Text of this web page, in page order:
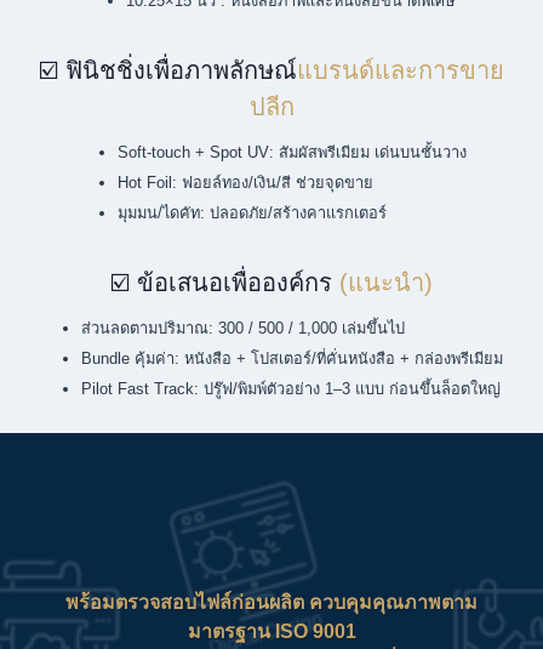
☑️ ฟินิชชิ่งเพื่อภาพลักษณ์แบรนด์และการขาย
ปลีก
Soft-touch + Spot UV: สัมผัสพรีเมียม เด่นบนชั้นวาง
Hot Foil: ฟอยล์ทอง/เงิน/สี ช่วยจุดขาย
มุมมน/ไดคัท: ปลอดภัย/สร้างคาแรกเตอร์
☑️ ข้อเสนอเพื่อองค์กร (แนะนำ)
ส่วนลดตามปริมาณ: 300 / 500 / 1,000 เล่มขึ้นไป
Bundle คุ้มค่า: หนังสือ + โปสเตอร์/ที่คั่นหนังสือ + กล่องพรีเมียม
Pilot Fast Track: ปรู๊ฟ/พิมพ์ตัวอย่าง 1–3 แบบ ก่อนขึ้นล็อตใหญ่
พร้อมตรวจสอบไฟล์ก่อนผลิต ควบคุมคุณภาพตาม
มาตรฐาน ISO 9001